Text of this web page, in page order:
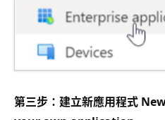
第三步：建立新應用程式